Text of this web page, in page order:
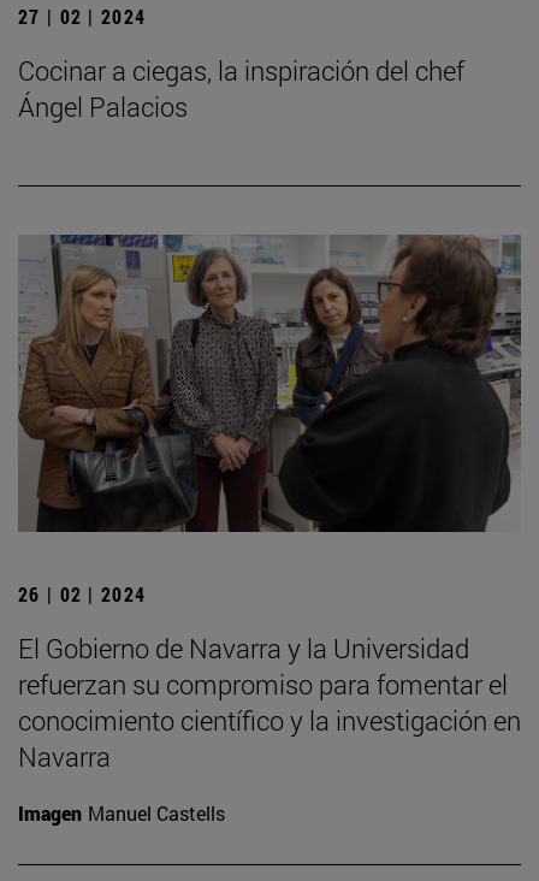
27 | 02 | 2024
Cocinar a ciegas, la inspiración del chef
Ángel Palacios
26 | 02 | 2024
El Gobierno de Navarra y la Universidad
refuerzan su compromiso para fomentar el
conocimiento científico y la investigación en
Navarra
Imagen Manuel Castells